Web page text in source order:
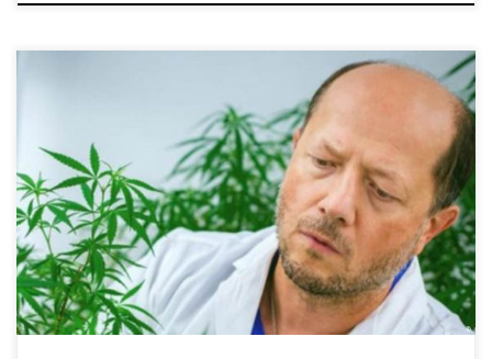
Badanie pokazuje, że cannabis może blokować infekcje COVID-
19. Palenie marihuany nie sprawi, że będziesz odporny na
koronawirusy, ale naukowcy odkryli pewne ważne dane. Chociaż
palenie marihuany na pewno nie sprawi, że będziesz odporny na
koronawirusy, kanadyjscy naukowcy z University of Lethbridge
otrzymali obiecujące wyniki, które można uznać za wstępne
dowody, że konopie indyjskie mogą blokować zakażenie COVID-
19. Celem badania było […]